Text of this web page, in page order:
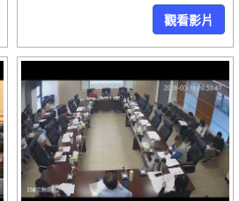
觀看影片